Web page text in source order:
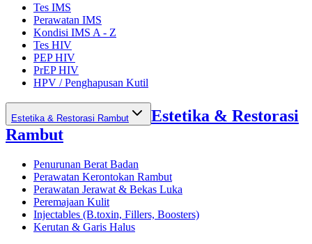
Tes IMS
Perawatan IMS
Kondisi IMS A - Z
Tes HIV
PEP HIV
PrEP HIV
HPV / Penghapusan Kutil
Estetika & Restorasi Rambut
Estetika & Restorasi
Rambut
Penurunan Berat Badan
Perawatan Kerontokan Rambut
Perawatan Jerawat & Bekas Luka
Peremajaan Kulit
Injectables (B.toxin, Fillers, Boosters)
Kerutan & Garis Halus